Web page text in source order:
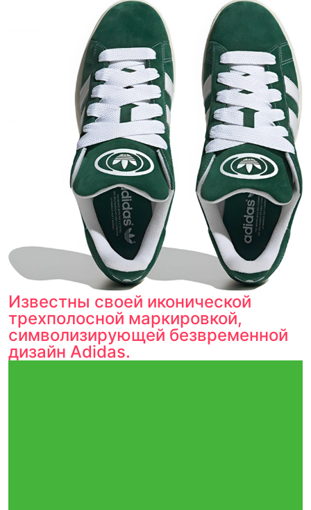
Известны своей иконической
трехполосной маркировкой,
символизирующей безвременной
дизайн Adidas.